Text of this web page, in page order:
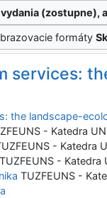
(zostupne),
formáty
services:
the landscape-
- Katedra
- Katedra
TUZFEUNS -
TUZFEUNS -